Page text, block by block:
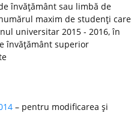
învăţământ sau limbă de
maxim de studenţi care
universitar 2015 - 2016, în
învăţământ superior
– pentru modificarea şi